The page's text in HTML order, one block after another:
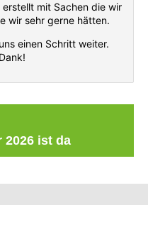
mit Sachen die wir
wir sehr gerne hätten.
einen Schritt weiter.
2026 ist da